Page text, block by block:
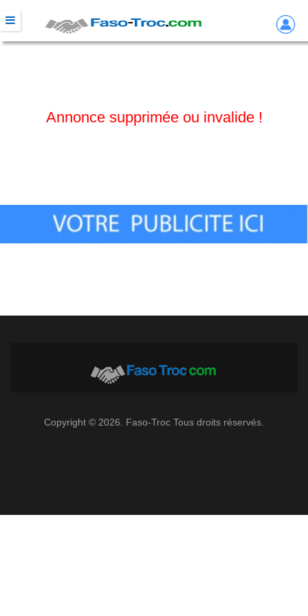
Annonce supprimée ou invalide !
Copyright © 2026. Faso-Troc Tous droits réservés.